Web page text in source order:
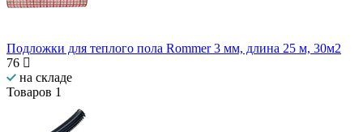
Подложки для теплого пола Rommer 3 мм, длина 25 м, 30м2
76
на складе
Товаров 1